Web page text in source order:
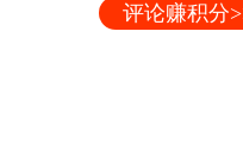
评论赚积分